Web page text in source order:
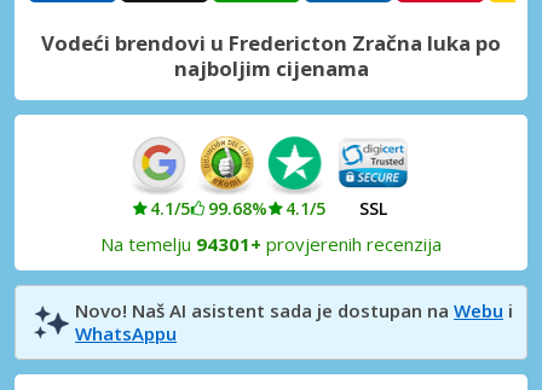
Vodeći brendovi u Fredericton Zračna luka po
najboljim cijenama
4.1/5 99.68% 4.1/5 SSL
Na temelju 94301+ provjerenih recenzija
Novo! Naš AI asistent sada je dostupan na Webu i
WhatsAppu